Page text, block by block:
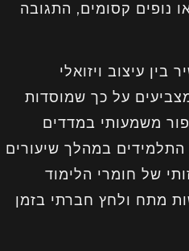
נופים קסומים, התגובה
עיצוב ויזואלי
על כך שמוסדות
משמעותי במדדים
עליה של 55% במעורבות התלמידים במהלך שיעורים
הזיכרון החזותי של חומרי הלימוד
בדיווחים על תחושות מתח ולחץ חברתי בזמן